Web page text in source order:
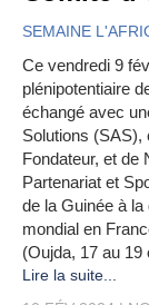
SEMAINE
Ce vendredi 9
plénipotentiaire
échangé avec
Solutions (SAS),
Fondateur, et de
Partenariat et
de la Guinée à
mondial en
(Oujda, 17 au 19
Lire la suite...